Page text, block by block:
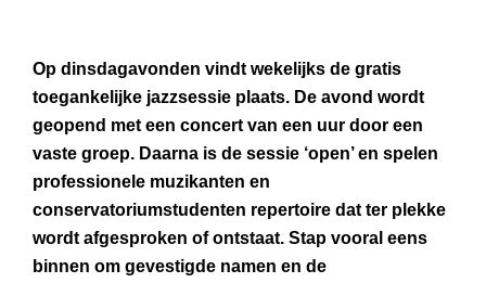
Op dinsdagavonden vindt wekelijks de gratis
toegankelijke jazzsessie plaats. De avond wordt
geopend met een concert van een uur door een
vaste groep. Daarna is de sessie ‘open’ en spelen
professionele muzikanten en
conservatoriumstudenten repertoire dat ter plekke
wordt afgesproken of ontstaat. Stap vooral eens
binnen om gevestigde namen en de